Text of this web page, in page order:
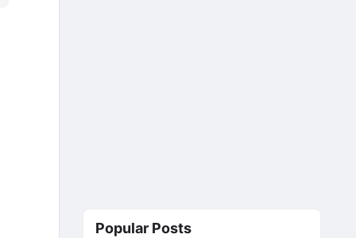
Popular Posts